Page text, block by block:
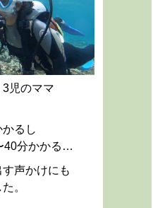
児のママ
るし
40分かかる…
声かけにも
。